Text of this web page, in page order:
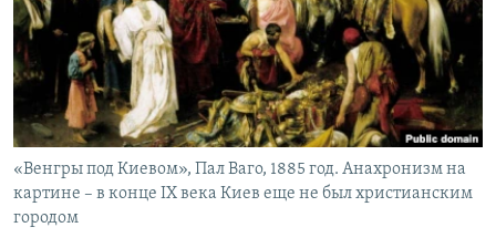
ПОБЕДИТЕЛЕЙ НЕ СУДЯТ?
КРЫМ.НЕПОКОРЕННЫЙ
ELIFBE
УКРАИНСКАЯ ПРОБЛЕМА КРЫМА
ПРИСОЕДИНЯЙТЕСЬ!
Все сайты RFE/RL
«Венгры под Киевом», Пал Ваго, 1885 год. Анахронизм на
картине – в конце IX века Киев еще не был христианским
городом